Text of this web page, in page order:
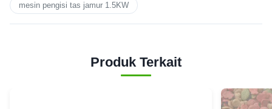
mesin pengisi tas jamur 1.5KW
Produk Terkait